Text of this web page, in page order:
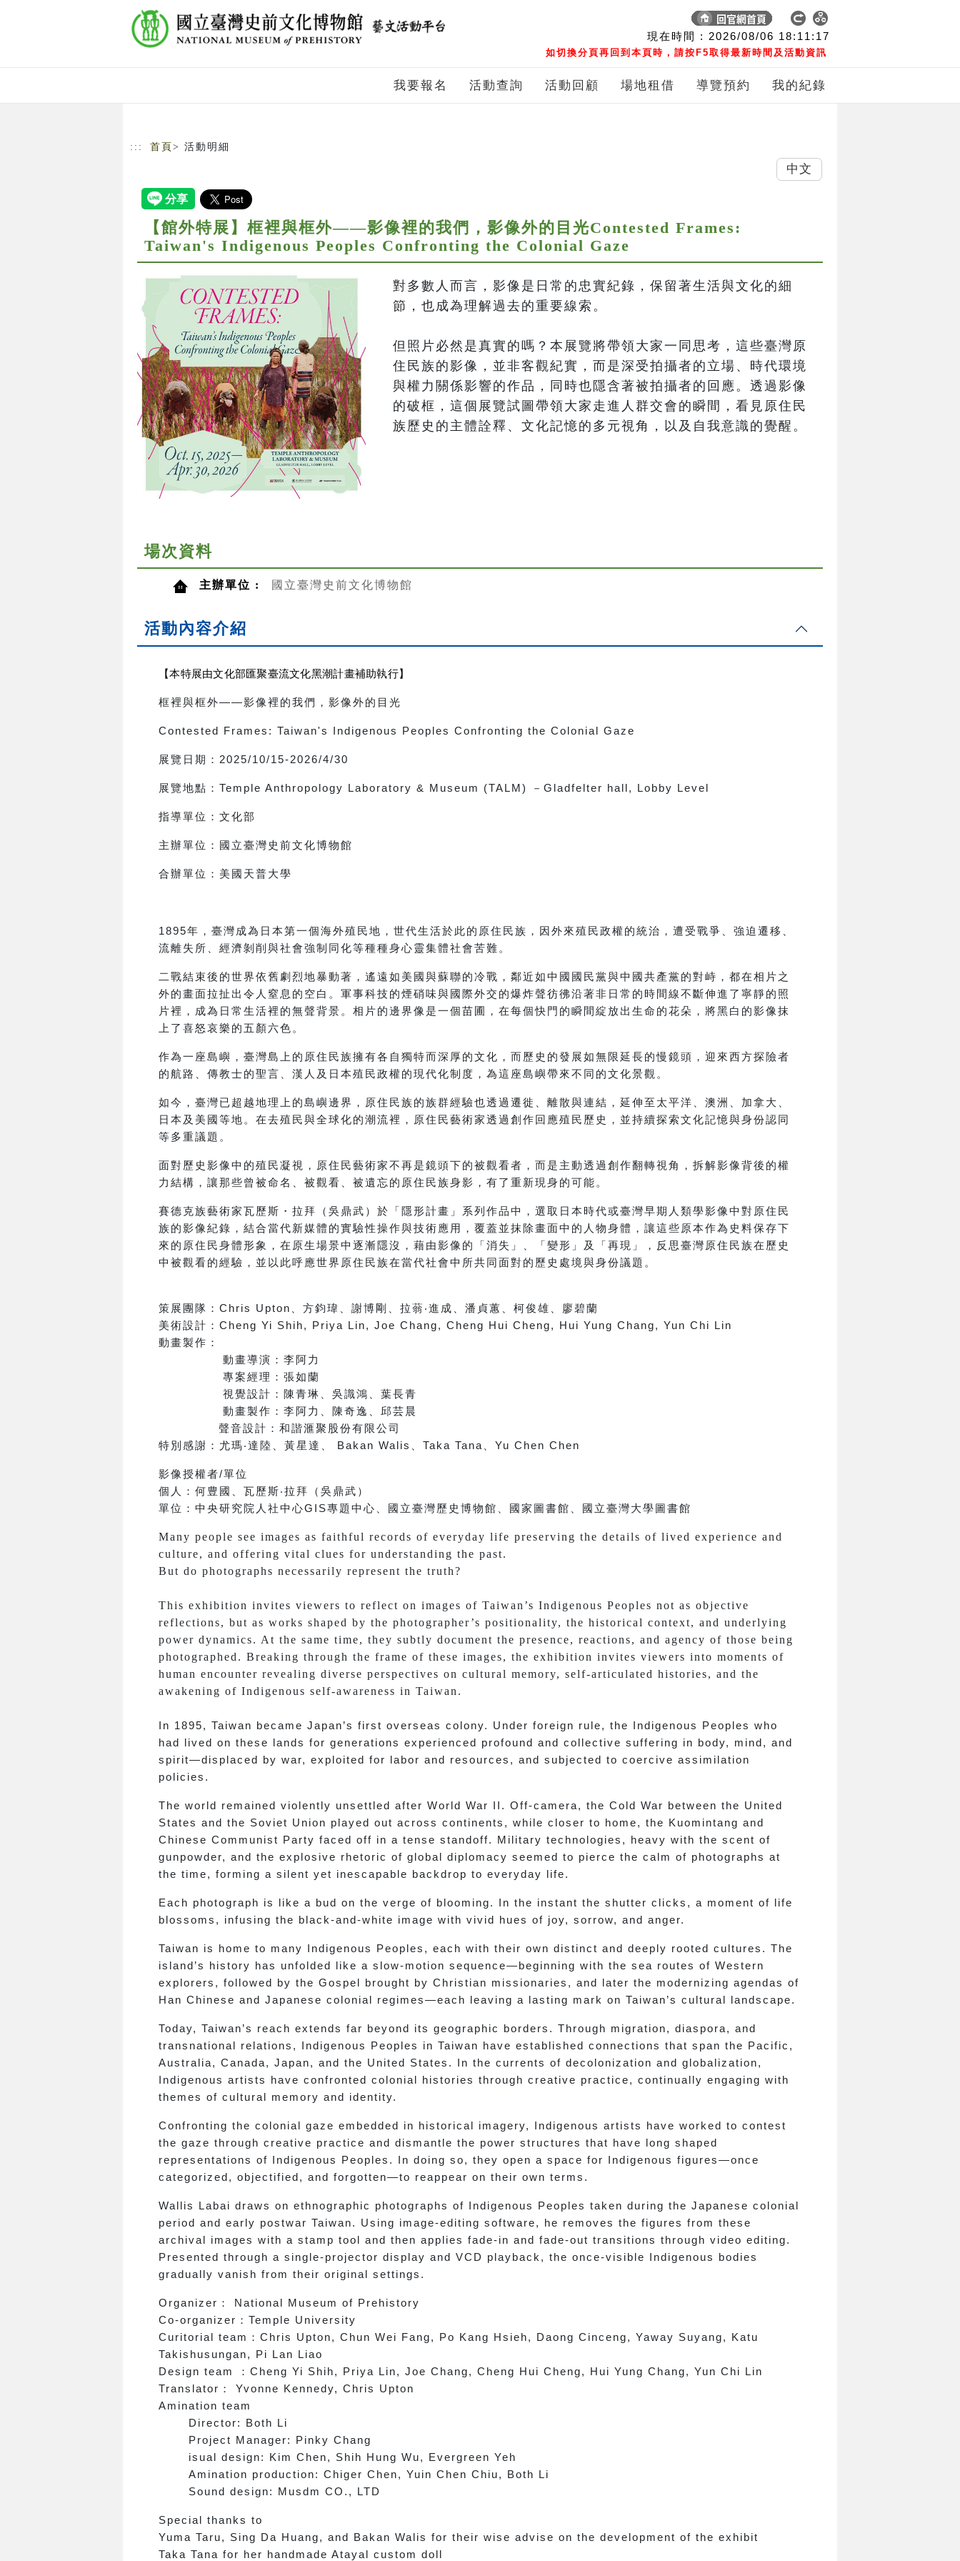
現在時間 : 2026/08/06 18:11:18
如切換分頁再回到本頁時，請按F5取得最新時間及活動資訊
我要報名 活動查詢 活動回顧 場地租借 導覽預約 我的紀錄
::: 首頁 > 活動明細
【館外特展】框裡與框外——影像裡的我們，影像外的目光Contested Frames:
Taiwan's Indigenous Peoples Confronting the Colonial Gaze
對多數人而言，影像是日常的忠實紀錄，保留著生活與文化的細
節，也成為理解過去的重要線索。
但照片必然是真實的嗎？本展覽將帶領大家一同思考，這些臺灣原
住民族的影像，並非客觀紀實，而是深受拍攝者的立場、時代環境
與權力關係影響的作品，同時也隱含著被拍攝者的回應。透過影像
的破框，這個展覽試圖帶領大家走進人群交會的瞬間，看見原住民
族歷史的主體詮釋、文化記憶的多元視角，以及自我意識的覺醒。
場次資料
主辦單位 : 國立臺灣史前文化博物館
活動內容介紹
【本特展由文化部匯聚臺流文化黑潮計畫補助執行】
框裡與框外——影像裡的我們，影像外的目光
Contested Frames: Taiwan's Indigenous Peoples Confronting the Colonial Gaze
展覽日期： 2025/10/15-2026/4/30
展覽地點： Temple Anthropology Laboratory & Museum (TALM) － Gladfelter hall, Lobby Level
指導單位：文化部
主辦單位：國立臺灣史前文化博物館
合辦單位：美國天普大學
1895年，臺灣成為日本第一個海外殖民地，世代生活於此的原住民族，因外來殖民政權的統治，遭受戰爭、強迫遷移、
流離失所、經濟剝削與社會強制同化等種種身心靈集體社會苦難。
二戰結束後的世界依舊劇烈地暴動著，遙遠如美國與蘇聯的冷戰，鄰近如中國國民黨與中國共產黨的對峙，都在相片之
外的畫面拉扯出令人窒息的空白。軍事科技的煙硝味與國際外交的爆炸聲彷彿沿著非日常的時間線不斷伸進了寧靜的照
片裡，成為日常生活裡的無聲背景。相片的邊界像是一個苗圃，在每個快門的瞬間綻放出生命的花朵，將黑白的影像抹
上了喜怒哀樂的五顏六色。
作為一座島嶼，臺灣島上的原住民族擁有各自獨特而深厚的文化，而歷史的發展如無限延長的慢鏡頭，迎來西方探險者
的航路、傳教士的聖言、漢人及日本殖民政權的現代化制度，為這座島嶼帶來不同的文化景觀。
如今，臺灣已超越地理上的島嶼邊界，原住民族的族群經驗也透過遷徙、離散與連結，延伸至太平洋、澳洲、加拿大、
日本及美國等地。在去殖民與全球化的潮流裡，原住民藝術家透過創作回應殖民歷史，並持續探索文化記憶與身份認同
等多重議題。
面對歷史影像中的殖民凝視，原住民藝術家不再是鏡頭下的被觀看者，而是主動透過創作翻轉視角，拆解影像背後的權
力結構，讓那些曾被命名、被觀看、被遺忘的原住民族身影，有了重新現身的可能。
賽德克族藝術家瓦歷斯・拉拜（吳鼎武）於「隱形計畫」系列作品中，選取日本時代或臺灣早期人類學影像中對原住民
族的影像紀錄，結合當代新媒體的實驗性操作與技術應用，覆蓋並抹除畫面中的人物身體，讓這些原本作為史料保存下
來的原住民身體形象，在原生場景中逐漸隱沒，藉由影像的「消失」、「變形」及「再現」，反思臺灣原住民族在歷史
中被觀看的經驗，並以此呼應世界原住民族在當代社會中所共同面對的歷史處境與身份議題。
策展團隊： Chris Upton 、方鈞瑋、謝博剛、拉蓊 ‧進成、潘貞蕙、柯俊雄、廖碧蘭
美術設計： Cheng Yi Shih, Priya Lin, Joe Chang, Cheng Hui Cheng, Hui Yung Chang, Yun Chi Lin
動畫製作：
動畫導演：李阿力
專案經理：張如蘭
視覺設計：陳青琳、吳識鴻、葉長青
動畫製作：李阿力、陳奇逸、邱芸晨
聲音設計：和諧滙聚股份有限公司
特別感謝： 尤瑪‧達陸、黃星達 、 Bakan Walis 、 Taka Tana、 Yu Chen Chen
影像授權者/單位
個人： 何豊國、 瓦歷斯‧拉拜（吳鼎武）
單位： 中央研究院人社中心GIS專題中心、 國立臺灣歷史博物館、 國家圖書館、 國立臺灣大學圖書館
Many people see images as faithful records of everyday life preserving the details of lived experience and
culture, and offering vital clues for understanding the past.
But do photographs necessarily represent the truth?
This exhibition invites viewers to reflect on images of Taiwan’s Indigenous Peoples not as objective
reflections, but as works shaped by the photographer’s positionality, the historical context, and underlying
power dynamics. At the same time, they subtly document the presence, reactions, and agency of those being
photographed. Breaking through the frame of these images, the exhibition invites viewers into moments of
human encounter revealing diverse perspectives on cultural memory, self-articulated histories, and the
awakening of Indigenous self-awareness in Taiwan.
In 1895, Taiwan became Japan’s first overseas colony. Under foreign rule, the Indigenous Peoples who
had lived on these lands for generations experienced profound and collective suffering in body, mind, and
spirit—displaced by war, exploited for labor and resources, and subjected to coercive assimilation
policies.
The world remained violently unsettled after World War II. Off-camera, the Cold War between the United
States and the Soviet Union played out across continents, while closer to home, the Kuomintang and
Chinese Communist Party faced off in a tense standoff. Military technologies, heavy with the scent of
gunpowder, and the explosive rhetoric of global diplomacy seemed to pierce the calm of photographs at
the time, forming a silent yet inescapable backdrop to everyday life.
Each photograph is like a bud on the verge of blooming. In the instant the shutter clicks, a moment of life
blossoms, infusing the black-and-white image with vivid hues of joy, sorrow, and anger.
Taiwan is home to many Indigenous Peoples, each with their own distinct and deeply rooted cultures. The
island’s history has unfolded like a slow-motion sequence—beginning with the sea routes of Western
explorers, followed by the Gospel brought by Christian missionaries, and later the modernizing agendas of
Han Chinese and Japanese colonial regimes—each leaving a lasting mark on Taiwan’s cultural landscape.
Today, Taiwan’s reach extends far beyond its geographic borders. Through migration, diaspora, and
transnational relations, Indigenous Peoples in Taiwan have established connections that span the Pacific,
Australia, Canada, Japan, and the United States. In the currents of decolonization and globalization,
Indigenous artists have confronted colonial histories through creative practice, continually engaging with
themes of cultural memory and identity.
Confronting the colonial gaze embedded in historical imagery, Indigenous artists have worked to contest
the gaze through creative practice and dismantle the power structures that have long shaped
representations of Indigenous Peoples. In doing so, they open a space for Indigenous figures—once
categorized, objectified, and forgotten—to reappear on their own terms.
Wallis Labai draws on ethnographic photographs of Indigenous Peoples taken during the Japanese colonial
period and early postwar Taiwan. Using image-editing software, he removes the figures from these
archival images with a stamp tool and then applies fade-in and fade-out transitions through video editing.
Presented through a single-projector display and VCD playback, the once-visible Indigenous bodies
gradually vanish from their original settings.
Organizer ：
National Museum of Prehistory
Co-organizer ： Temple University
Curitorial team ： Chris Upton, Chun Wei Fang, Po Kang Hsieh, Daong Cinceng, Yaway Suyang, Katu
Takishusungan, Pi Lan Liao
Design team
： Cheng Yi Shih, Priya Lin, Joe Chang, Cheng Hui Cheng, Hui Yung Chang, Yun Chi Lin
Translator ：
Yvonne Kennedy, Chris Upton
Amination team
Director: Both Li
Project Manager: Pinky Chang
isual design: Kim Chen, Shih Hung Wu, Evergreen Yeh
Amination production: Chiger Chen, Yuin Chen Chiu, Both Li
Sound design: Musdm CO., LTD
Special thanks to
Yuma Taru, Sing Da Huang, and Bakan Walis for their wise advise on the development of the exhibit
Taka Tana for her handmade Atayal custom doll